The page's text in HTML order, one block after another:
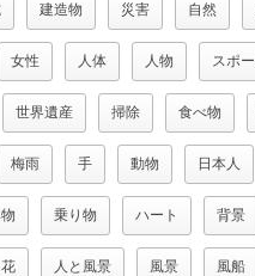
建造物 災害 自然
女性 人体 人物 スポ
世界遺産 掃除 食べ物
梅雨 手 動物 日本人
乗り物 ハート 背景
人と風景 風景 風船